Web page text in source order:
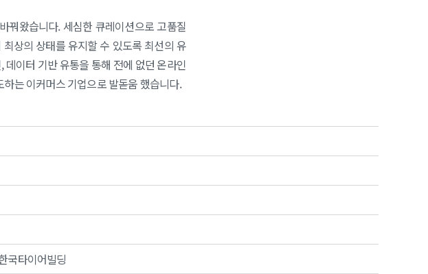
꿔왔습니다. 세심한 큐레이션으로 고품질
상의 상태를 유지할 수 있도록 최선의 유
이터 기반 유통을 통해 전에 없던 온라인
는 이커머스 기업으로 발돋움 했습니다.
국타이어빌딩